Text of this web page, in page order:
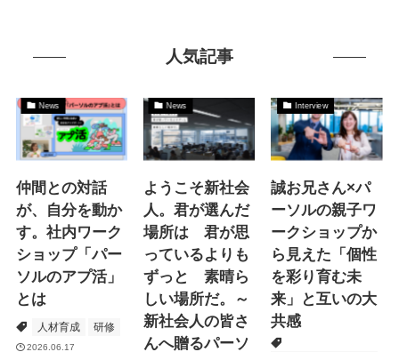
人気記事
News
仲間との対話
が、自分を動か
す。社内ワーク
ショップ「パー
ソルのアプ活」
とは
人材育成 研修
2026.06.17
News
ようこそ新社会
人。君が選んだ
場所は 君が思
っているよりも
ずっと 素晴ら
しい場所だ。～
新社会人の皆さ
んへ贈るパーソ
Interview
誠お兄さん×パ
ーソルの親子ワ
ークショップか
ら見えた「個性
を彩り育む未
来」と互いの大
共感